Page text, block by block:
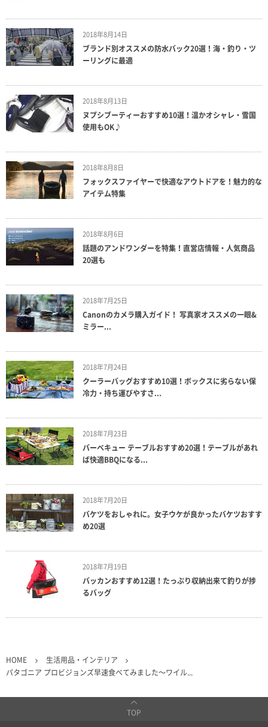
2018年8月14日
ブランド別オススメの防水バック20選！海・釣り・ツ
ーリングに最適
2018年8月13日
ヌプシブーティーおすすめ10選！温かオシャレ・雪国
使用もOK♪
2018年8月8日
フォックスファイヤーで快適なアウトドアを！魅力的な
アイテム特集
2018年8月6日
話題のアンドワンダーを特集！直営店情報・人気商品
20選も
2018年7月25日
Canonのカメラ購入ガイド！ 写真家オススメの一眼&
ミラー...
2018年7月24日
クーラーバッグおすすめ10選！ボックスに劣らない保
冷力・持ち運びやすさ...
2018年7月23日
バーベキュー テーブルおすすめ20選！テーブルがあれ
ば快適BBQになる...
2018年7月20日
バケツをおしゃれに。女子ウケが良かったバケツおすす
め20選
2018年7月19日
バッカンおすすめ12選！たっぷり収納出来て釣りが捗
るバッグ
HOME
生活用品・インテリア
パタゴニア プロビジョンズ早速食べてみました〜ワイル...
TOP